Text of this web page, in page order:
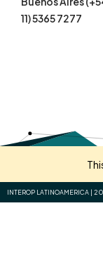
11) 5365 7277
INTEROP LATINOAMERICA |